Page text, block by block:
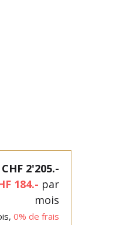
CHF 2'205.-
184.- par
mois
0% de frais